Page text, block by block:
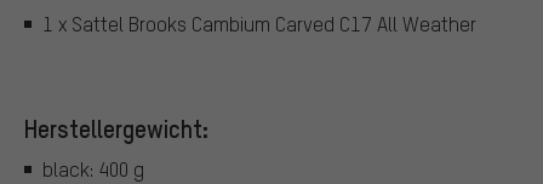
1 x Sattel Brooks Cambium Carved C17 All Weather
Herstellergewicht:
black: 400 g